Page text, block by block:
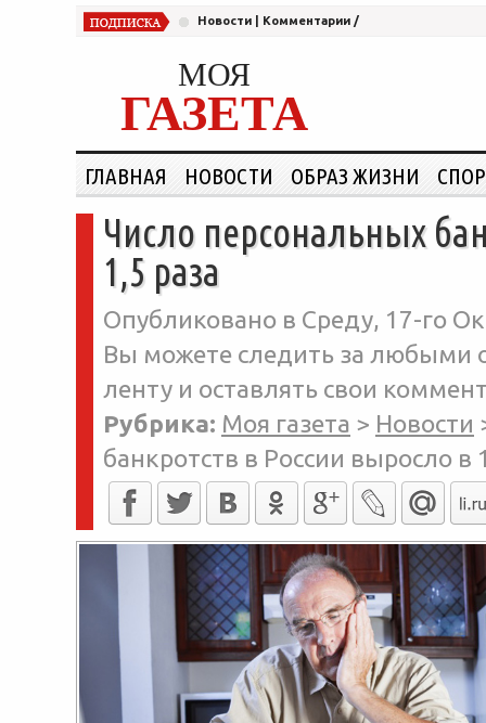
Новости Комментарии /
МОЯ
ГАЗЕТА
ГЛАВНАЯ НОВОСТИ ОБРАЗ ЖИЗНИ
Число персональных
1,5 раза
Опубликовано в Среду, 17-го
Вы можете следить за любыми
ленту и оставлять свои
Рубрика: Моя газета > Новости
банкротств в России выросло в